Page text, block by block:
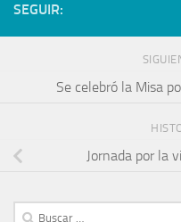
SEGUIR:
Se celebró la Misa
Jornada por la